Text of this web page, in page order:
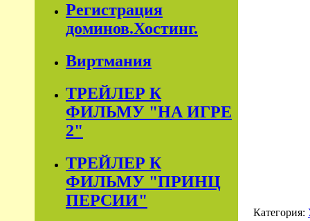
Регистрация
доминов.Хостинг.
Виртмания
ТРЕЙЛЕР К
ФИЛЬМУ "НА ИГРЕ
2"
ТРЕЙЛЕР К
ФИЛЬМУ "ПРИНЦ
ПЕРСИИ"
Категория: